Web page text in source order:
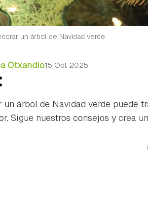
un árbol de Navidad verde
Otxandio15 Oct 2025
un árbol de Navidad verde puede
Sigue nuestros consejos y crea